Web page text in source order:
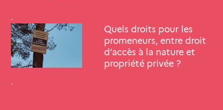
.
Quels droits pour les
promeneurs, entre droit
d’accès à la nature et
propriété privée ?
.